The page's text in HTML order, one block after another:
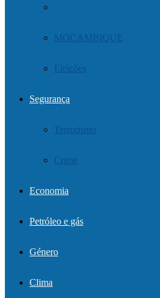
MOÇAMBIQUE
Eleições
Segurança
Terrorismo
Crime
Economia
Petróleo e gás
Género
Clima